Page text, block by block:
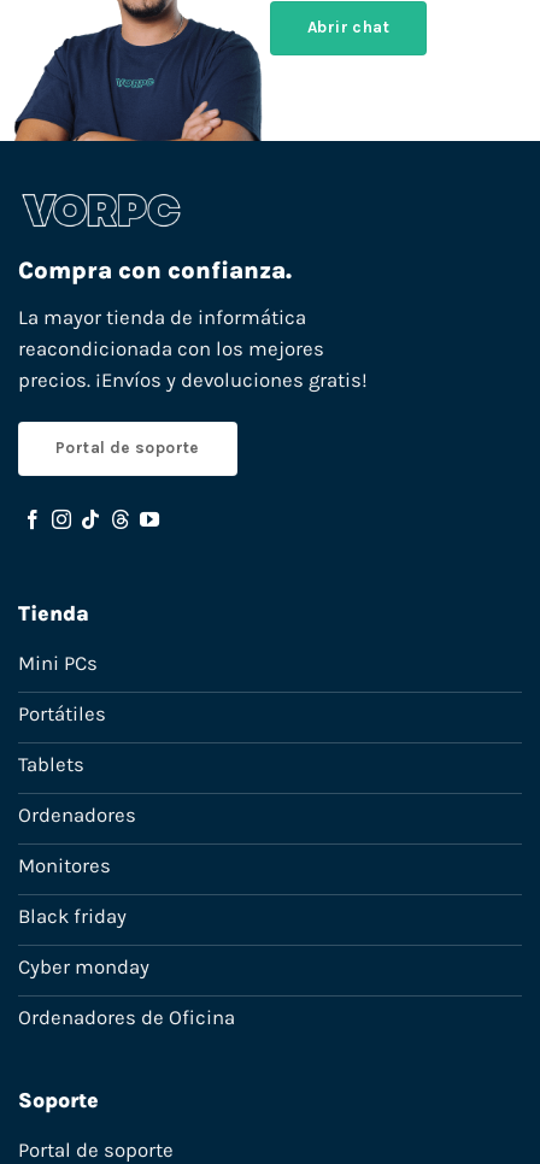
Abrir chat
Compra con confianza.
La mayor tienda de informática
reacondicionada con los mejores
precios. ¡Envíos y devoluciones gratis!
Portal de soporte
Tienda
Mini PCs
Portátiles
Tablets
Ordenadores
Monitores
Black friday
Cyber monday
Ordenadores de Oficina
Soporte
Portal de soporte